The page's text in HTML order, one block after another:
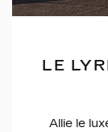
LE
Allie le